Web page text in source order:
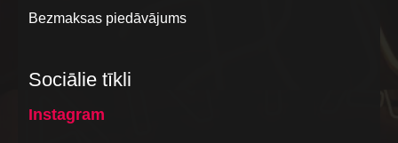
Bezmaksas piedāvājums
Sociālie tīkli
Instagram